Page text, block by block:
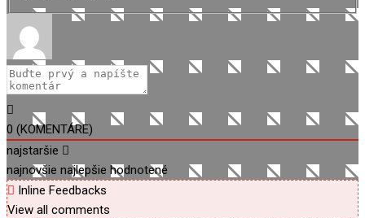
0 (KOMENTÁRE)
najstaršie
najnovšie najlepšie hodnotené
Inline Feedbacks
View all comments